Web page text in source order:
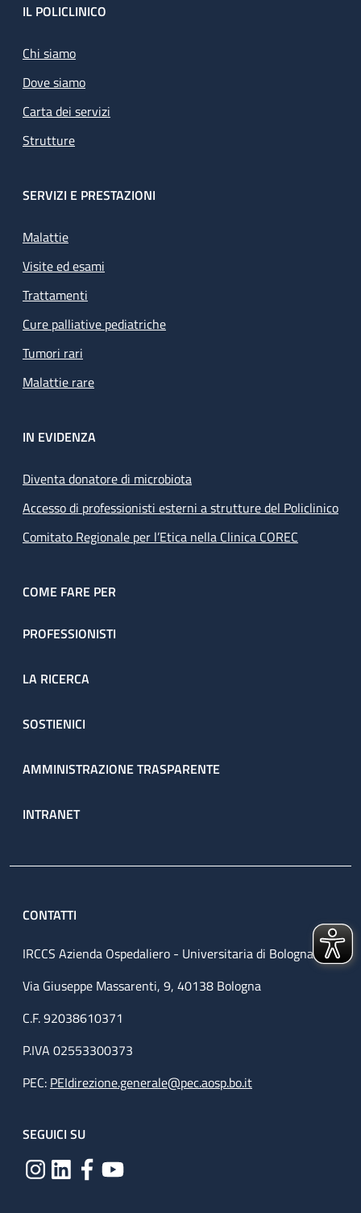
Footer
IL POLICLINICO
Chi siamo
Dove siamo
Carta dei servizi
Strutture
SERVIZI E PRESTAZIONI
Malattie
Visite ed esami
Trattamenti
Cure palliative pediatriche
Tumori rari
Malattie rare
IN EVIDENZA
Diventa donatore di microbiota
Accesso di professionisti esterni a strutture del Policlinico
Comitato Regionale per l’Etica nella Clinica COREC
COME FARE PER
PROFESSIONISTI
LA RICERCA
SOSTIENICI
AMMINISTRAZIONE TRASPARENTE
INTRANET
CONTATTI
IRCCS Azienda Ospedaliero - Universitaria di Bologna
Via Giuseppe Massarenti, 9, 40138 Bologna
C.F. 92038610371
P.IVA 02553300373
PEC: PEIdirezione.generale@pec.aosp.bo.it
SEGUICI SU